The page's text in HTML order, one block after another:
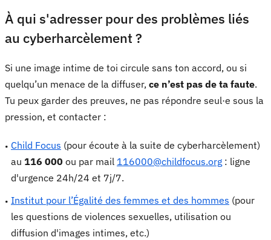
À qui s'adresser pour des problèmes liés
au cyberharcèlement ?
Si une image intime de toi circule sans ton accord, ou si
quelqu’un menace de la diffuser, ce n’est pas de ta faute.
Tu peux garder des preuves, ne pas répondre seul·e sous la
pression, et contacter :
Child Focus (pour écoute à la suite de cyberharcèlement)
au 116 000 ou par mail 116000@childfocus.org : ligne
d'urgence 24h/24 et 7j/7.
Institut pour l’Égalité des femmes et des hommes (pour
les questions de violences sexuelles, utilisation ou
diffusion d'images intimes, etc.)